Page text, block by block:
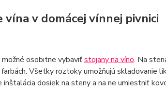
vína v domácej vínnej pivnici
možné osobitne vybaviťstojany na víno. Na
Všetky roztoky umožňujú skladovanie
inštalácia dosiek na steny a na ne umiestniť